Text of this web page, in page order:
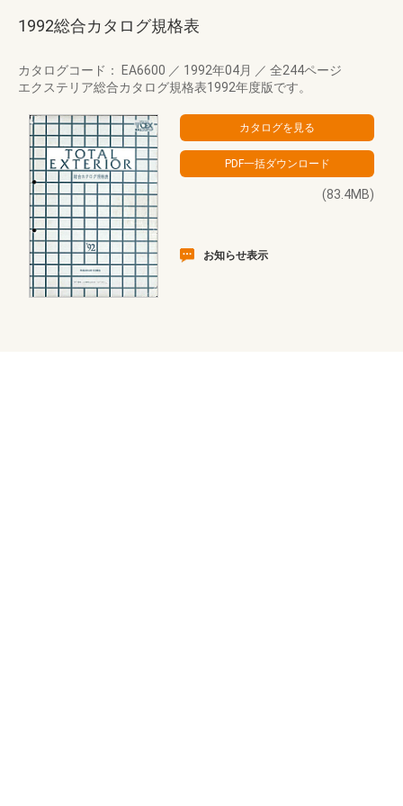
1992総合カタログ規格表
カタログコード： EA6600 ／ 1992年04月 ／ 全244ページ
エクステリア総合カタログ規格表1992年度版です。
(83.4MB)
お知らせ表示